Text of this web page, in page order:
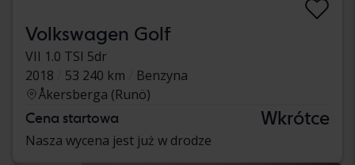
Volkswagen Golf
VII 1.0 TSI 5dr
2018
53 240 km
Benzyna
Åkersberga (Runö)
Cena startowa Wkrótce
Nasza wycena jest już w drodze